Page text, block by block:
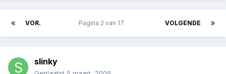
VOR. VOLGENDE
Pagina 2 van 17
slinky